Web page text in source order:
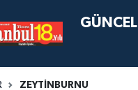
GÜNCEL
ZEYTİNBURNU